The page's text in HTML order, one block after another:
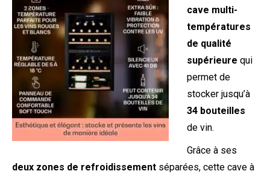
cave multi-
températures
de qualité
supérieure qui
permet de
stocker jusqu’à
34 bouteilles
de vin.
Grâce à ses
deux zones de refroidissement séparées, cette cave à